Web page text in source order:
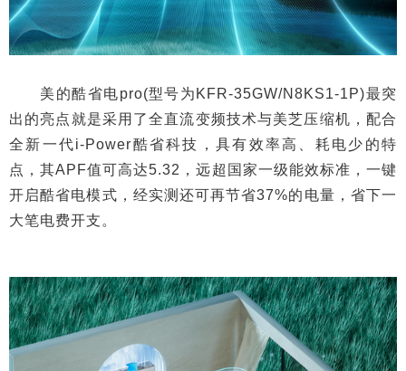
美的酷省电pro(型号为KFR-35GW/N8KS1-1P)最突
出的亮点就是采用了全直流变频技术与美芝压缩机，配合
全新一代i-Power酷省科技，具有效率高、耗电少的特
点，其APF值可高达5.32，远超国家一级能效标准，一键
开启酷省电模式，经实测还可再节省37%的电量，省下一
大笔电费开支。